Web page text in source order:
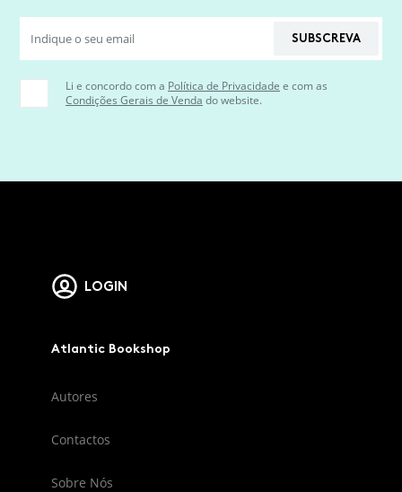
SUBSCREVA
Li e concordo com a Política de Privacidade e com as
Condições Gerais de Venda do website.
LOGIN
Atlantic Bookshop
Autores
Contactos
Sobre Nós